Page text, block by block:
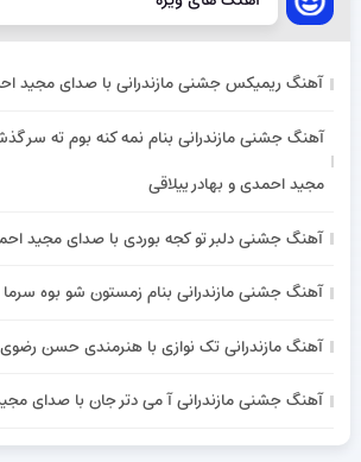
آهنگ ریمیکس جشنی مازندرانی با صدای مجید
آهنگ جشنی مازندرانی بنام نمه کنه بوم ته سر
مجید احمدی و بهادر ییلاقی
آهنگ جشنی دلبر تو کجه بوردی با صدای مجید
آهنگ جشنی مازندرانی بنام زمستون شو بوه
آهنگ مازندرانی تک نوازی با هنرمندی حسن رضوی
آهنگ جشنی مازندرانی آ می دتر جان با صدای